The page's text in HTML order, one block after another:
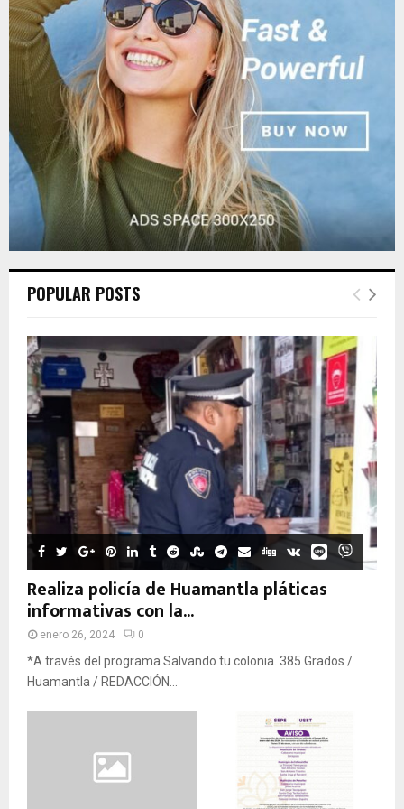
r
:
C
POPULAR POSTS
Realiza policía de Huamantla pláticas
informativas con la...
enero 26, 2024 0
*A través del programa Salvando tu colonia. 385 Grados /
Huamantla / REDACCIÓN...